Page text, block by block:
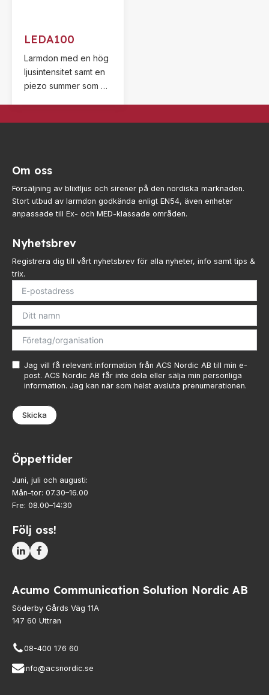
LEDA100
Larmdon med en hög
ljusintensitet samt en
piezo summer som är
Om oss
Försäljning av blixtljus och sirener på den nordiska marknaden.
Stort utbud av larmdon godkända enligt EN54, även enheter
anpassade till Ex- och MED-klassade områden.
Nyhetsbrev
Registrera dig till vårt nyhetsbrev för alla nyheter, info samt tips &
trix.
Jag vill få relevant information från ACS Nordic AB till min e-
post. ACS Nordic AB får inte dela eller sälja min personliga
information. Jag kan när som helst avsluta prenumerationen.
Skicka
Öppettider
Juni, juli och augusti:
Mån–tor: 07.30–16.00
Fre: 08.00–14:30
Följ oss!
Acumo Communication Solution Nordic AB
Söderby Gårds Väg 11A
147 60 Uttran
08-400 176 60
info@acsnordic.se